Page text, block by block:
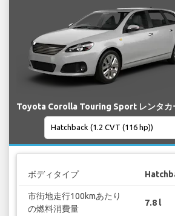
Toyota Corolla Touring Sport レンタカ
ボディタイプ
市街地走行100kmあたり
の燃料消費量
7.8 l